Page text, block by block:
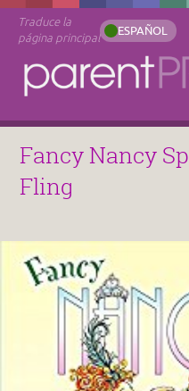
Traduce la
página principal
ESPAÑOL
Fancy Nancy
Fling